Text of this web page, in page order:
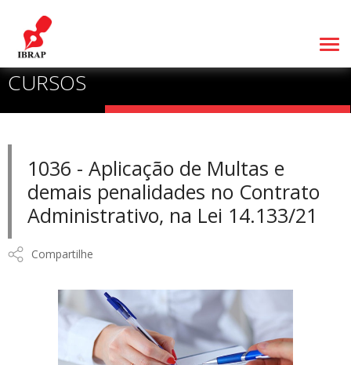
CURSOS
1036 - Aplicação de Multas e
demais penalidades no Contrato
Administrativo, na Lei 14.133/21
Compartilhe